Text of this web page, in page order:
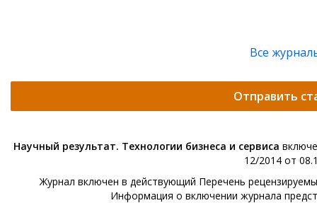
Все
Отправить
Научный результат. Технологии бизнеса и сервиса
12/2014 от
Журнал включен в действующий Перечень
Информация о включении журнала